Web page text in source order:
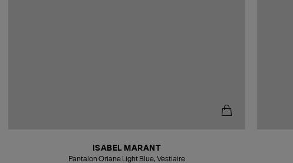
ISABEL MARANT
Pantalon Oriane Light Blue, Vestiaire